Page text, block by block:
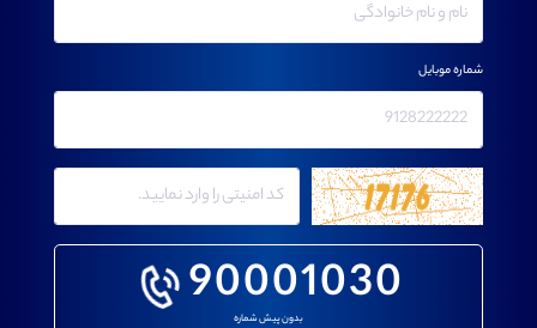
90001030
بدون پیش شماره
شماره موبایل